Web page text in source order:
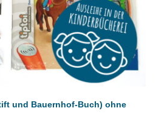
und Bauernhof-Buch) ohne